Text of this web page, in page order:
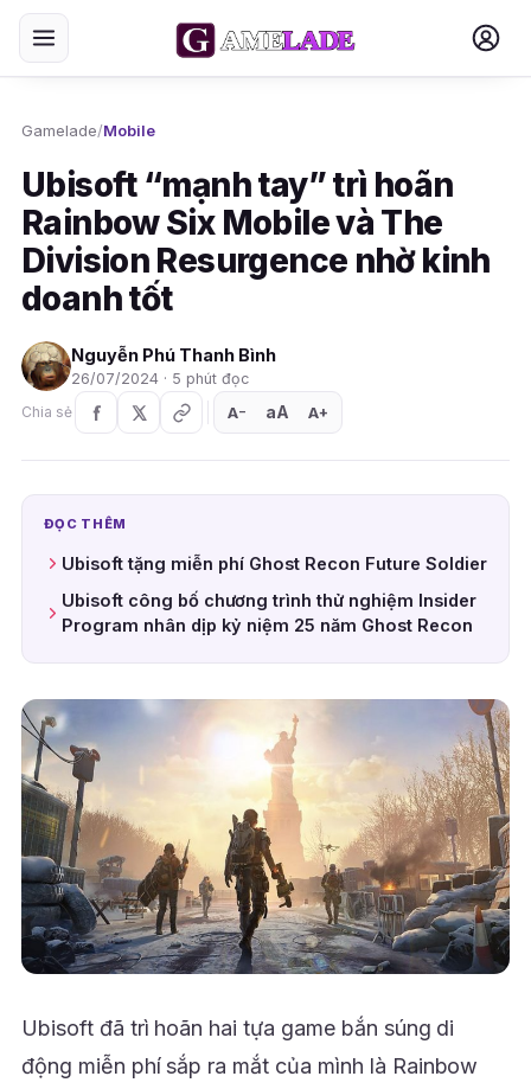
Gamelade/Mobile
Ubisoft “mạnh tay” trì hoãn
Rainbow Six Mobile và The
Division Resurgence nhờ kinh
doanh tốt
Nguyễn Phú Thanh Bình
26/07/2024 · 5 phút đọc
Chia sẻ
A− aA A+
ĐỌC THÊM
Ubisoft tặng miễn phí Ghost Recon Future Soldier
Ubisoft công bố chương trình thử nghiệm Insider
Program nhân dịp kỷ niệm 25 năm Ghost Recon
Ubisoft đã trì hoãn hai tựa game bắn súng di
động miễn phí sắp ra mắt của mình là Rainbow